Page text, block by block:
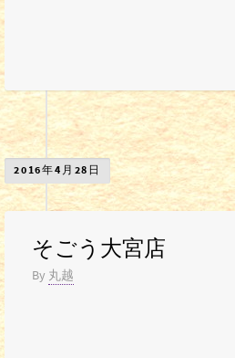
2016年4月28日
そごう大宮店
By 丸越